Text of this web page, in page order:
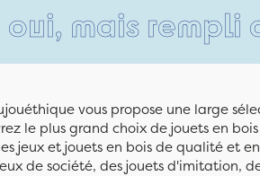
rempli
vous propose une large
le plus grand choix de jouets en
jeux et jouets en bois de qualité et
de société, des jouets d'imitation,